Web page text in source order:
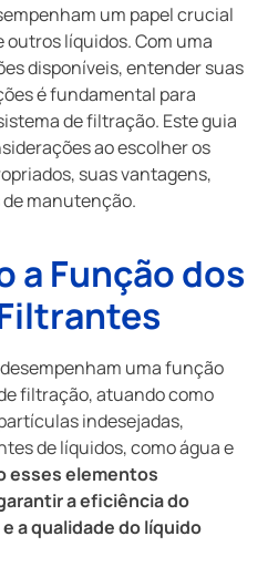
um papel crucial
líquidos. Com uma
disponíveis, entender suas
é fundamental para
de filtração. Este guia
ao escolher os
suas vantagens,
manutenção.
a Função dos
uma função
filtração, atuando como
indesejadas,
de líquidos, como água e
esses elementos
a eficiência do
a qualidade do líquido